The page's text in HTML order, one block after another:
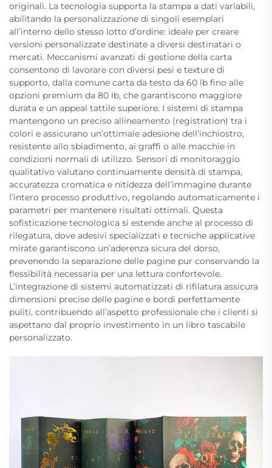
originali. La tecnologia supporta la stampa a dati variabili,
abilitando la personalizzazione di singoli esemplari
all’interno dello stesso lotto d’ordine: ideale per creare
versioni personalizzate destinate a diversi destinatari o
mercati. Meccanismi avanzati di gestione della carta
consentono di lavorare con diversi pesi e texture di
supporto, dalla comune carta da testo da 60 lb fino alle
opzioni premium da 80 lb, che garantiscono maggiore
durata e un appeal tattile superiore. I sistemi di stampa
mantengono un preciso allineamento (registration) tra i
colori e assicurano un’ottimale adesione dell’inchiostro,
resistente allo sbiadimento, ai graffi o alle macchie in
condizioni normali di utilizzo. Sensori di monitoraggio
qualitativo valutano continuamente densità di stampa,
accuratezza cromatica e nitidezza dell’immagine durante
l’intero processo produttivo, regolando automaticamente i
parametri per mantenere risultati ottimali. Questa
sofisticazione tecnologica si estende anche al processo di
rilegatura, dove adesivi specializzati e tecniche applicative
mirate garantiscono un’aderenza sicura del dorso,
prevenendo la separazione delle pagine pur conservando la
flessibilità necessaria per una lettura confortevole.
L’integrazione di sistemi automatizzati di rifilatura assicura
dimensioni precise delle pagine e bordi perfettamente
puliti, contribuendo all’aspetto professionale che i clienti si
aspettano dal proprio investimento in un libro tascabile
personalizzato.